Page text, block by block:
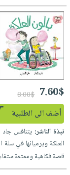
عناية
بالذات
صابون
أطفال
مناسبات
سياسة
الشركة
فيديوهات
أسئلة
يتكرر
طرحها
خدمات
نيل
وفرات
انشر
كتابك
تواصل
لائحة
الأمنيات
عربة
التسوق
نشرة
الإصدارات
7.60$
8.00$
أضف الى الطلبية
نبذة الناشر: يتنافس جاد
العلكة ويرميانها في
قصة فكاهية وممتعة